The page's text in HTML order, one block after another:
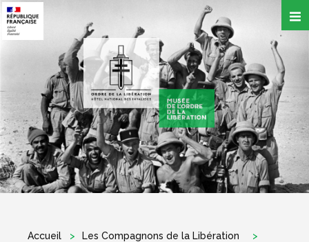
contenu
principal
Accueil
Les Compagnons de la Libération